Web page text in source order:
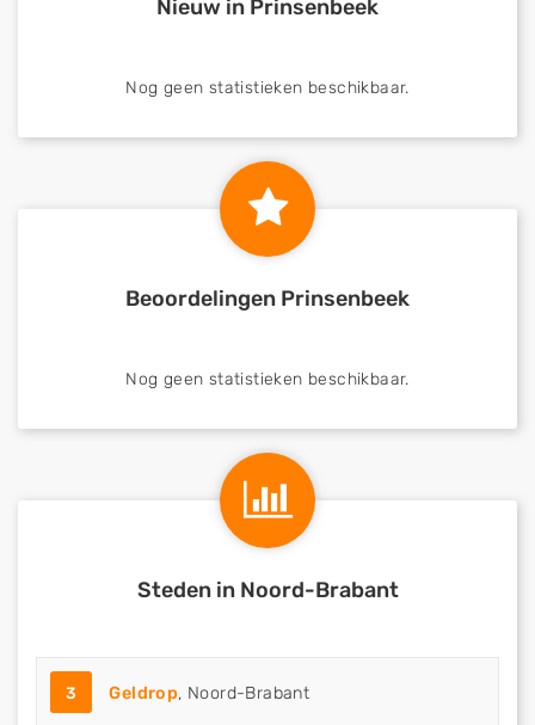
Nieuw in Prinsenbeek
Nog geen statistieken beschikbaar.
Beoordelingen Prinsenbeek
Nog geen statistieken beschikbaar.
Steden in Noord-Brabant
3 Geldrop, Noord-Brabant